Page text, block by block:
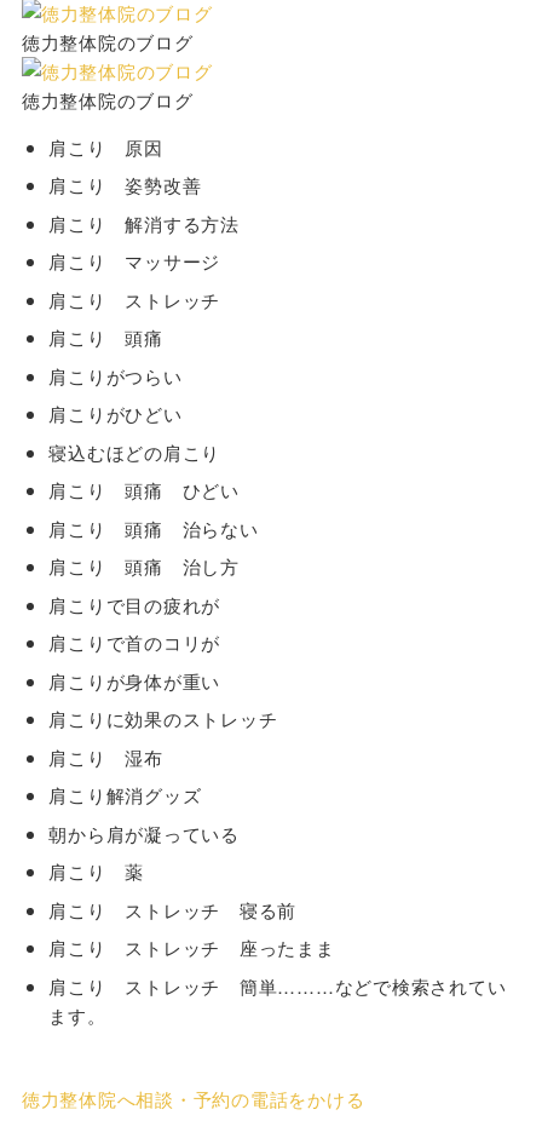
徳力整体院のブログ
徳力整体院のブログ
肩こり 原因
肩こり 姿勢改善
肩こり 解消する方法
肩こり マッサージ
肩こり ストレッチ
肩こり 頭痛
肩こりがつらい
肩こりがひどい
寝込むほどの肩こり
肩こり 頭痛 ひどい
肩こり 頭痛 治らない
肩こり 頭痛 治し方
肩こりで目の疲れが
肩こりで首のコリが
肩こりが身体が重い
肩こりに効果のストレッチ
肩こり 湿布
肩こり解消グッズ
朝から肩が凝っている
肩こり 薬
肩こり ストレッチ 寝る前
肩こり ストレッチ 座ったまま
肩こり ストレッチ 簡単………などで検索されてい
ます。
徳力整体院へ相談・予約の電話をかける